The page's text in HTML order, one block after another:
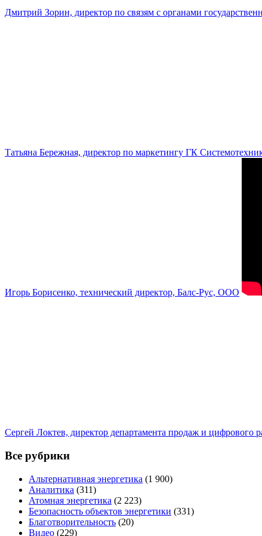
Дмитрий Зорин, директор по связям с органами
Татьяна Бережная, директор по маркетингу ГК
Игорь Борисенко, технический директор, Балс-Рус, ООО
Сергей Локтев, директор департамента продаж и цифрового
Все рубрики
Альтернативная энергетика (1 900)
Аналитика (311)
Атомная энергетика (2 223)
Безопасность объектов энергетики (331)
Благотворительность (20)
Видео (229)